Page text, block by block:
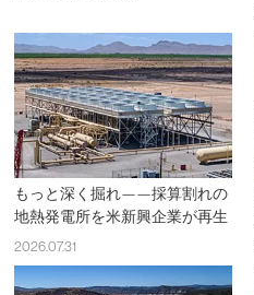
もっと深く掘れ——採算割れの
地熱発電所を米新興企業が再生
2026.07.31